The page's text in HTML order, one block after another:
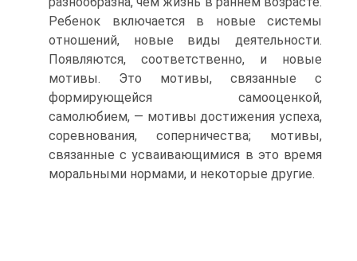
Ребенок включается в новые системы
отношений, новые виды деятельности.
Появляются, соответственно, и новые
мотивы. Это мотивы, связанные с
формирующейся самооценкой,
самолюбием, — мотивы достижения успеха,
соревнования, соперничества; мотивы,
связанные с усваивающимися в это время
моральными нормами, и некоторые другие.